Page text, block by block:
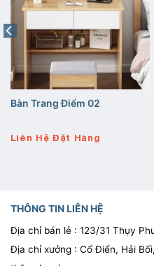
Bàn Trang Điểm 02
Liên Hệ Đặt Hàng
THÔNG TIN LIÊN HỆ
Địa chỉ bán lẻ : 123/31 Thụy
Địa chỉ xưởng : Cổ Điển, Hải